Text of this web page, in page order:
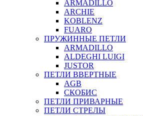
ARMADILLO
ARCHIE
KOBLENZ
FUARO
ПРУЖИННЫЕ ПЕТЛИ
ARMADILLO
ALDEGHI LUIGI
JUSTOR
ПЕТЛИ ВВЕРТНЫЕ
AGB
СКОБИС
ПЕТЛИ ПРИВАРНЫЕ
ПЕТЛИ СТРЕЛЫ